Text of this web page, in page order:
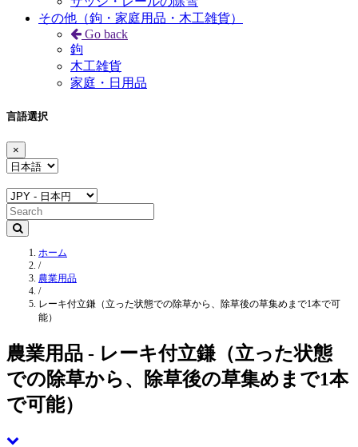
その他（鉤・家庭用品・木工雑貨）
Go back
鉤
木工雑貨
家庭・日用品
言語選択
×
ホーム
/
農業用品
/
レーキ付立鎌（立った状態での除草から、除草後の草集めまで1本で可
能）
農業用品 - レーキ付立鎌（立った状態
での除草から、除草後の草集めまで1本
で可能）